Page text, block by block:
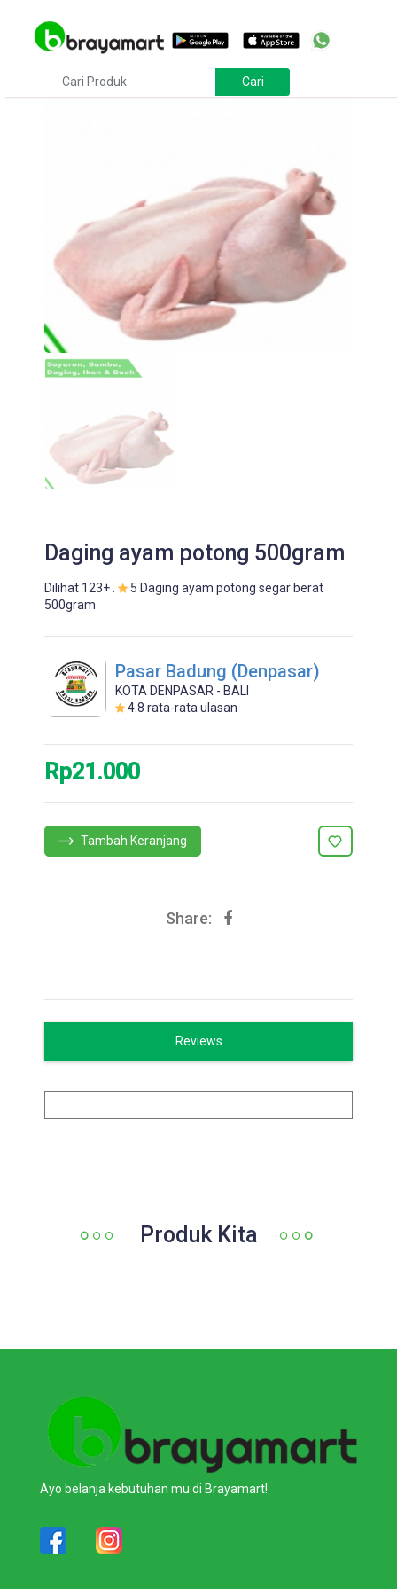
Daging ayam potong 500gram
Dilihat 123+ .
5 Daging ayam potong segar berat
500gram
Pasar Badung (Denpasar)
KOTA DENPASAR - BALI
4.8 rata-rata ulasan
Rp21.000
Tambah Keranjang
Share:
Reviews
Produk Kita
Ayo belanja kebutuhan mu di Brayamart!